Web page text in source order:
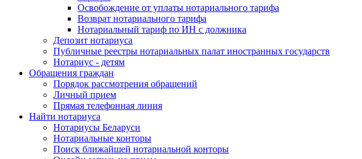
Освобождение от уплаты нотариального тарифа
Возврат нотариального тарифа
Нотариальный тариф по ИН с должника
Депозит нотариуса
Публичные реестры нотариальных палат иностранных государств
Нотариус - детям
Обращения граждан
Порядок рассмотрения обращений
Личный прием
Прямая телефонная линия
Найти нотариуса
Нотариусы Беларуси
Нотариальные конторы
Поиск ближайшей нотариальной конторы